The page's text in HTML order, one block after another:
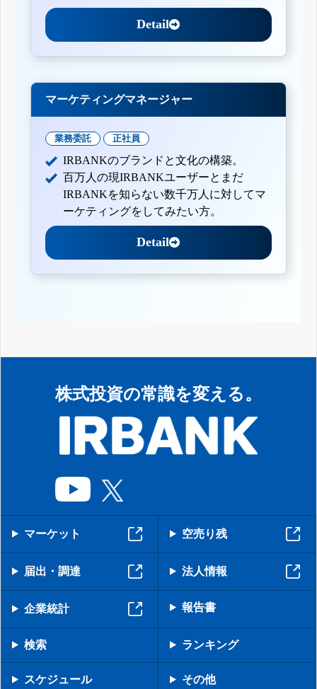
Detail
マーケティングマネージャー
業務委託 正社員
IRBANKのブランドと文化の構築。
百万人の現IRBANKユーザーとまだ
IRBANKを知らない数千万人に対してマ
ーケティングをしてみたい方。
Detail
株式投資の常識を変える。
マーケット 空売り残
届出・調達 法人情報
企業統計 報告書
検索 ランキング
スケジュール その他